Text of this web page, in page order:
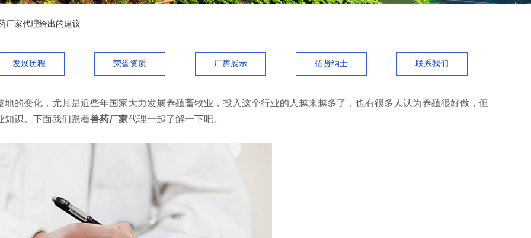
厂家代理给出的建议
发展历程 荣誉资质 厂房展示 招贤纳士 联系我们
变化，尤其是近些年国家大力发展养殖畜牧业，投入这个行业的人越来越多了，也有很多人认为养殖很好做，但
知识。下面我们跟着兽药厂家代理一起了解一下吧。